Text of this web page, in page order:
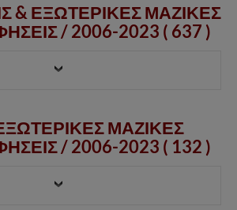
& ΕΞΩΤΕΡΙΚΕΣ ΜΑΖΙΚΕΣ
/2006-2023 ( 637 )
ΜΑΖΙΚΕΣ
/2006-2023 ( 132 )